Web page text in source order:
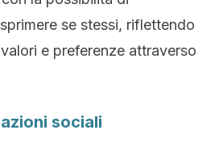
se stessi, riflettendo
e preferenze attraverso
sociali